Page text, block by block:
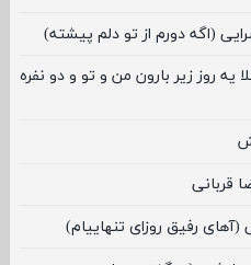
(اگه دورم از تو دلم پیشته)
یه روز زیر بارون من و تو و دو نفره
قربانی
(آهای رفیق روزای تنهاییام)